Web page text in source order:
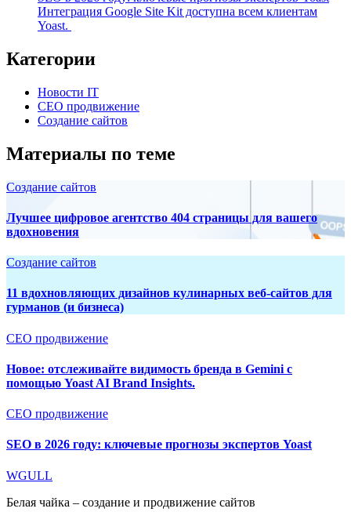
Интеграция Google Site Kit доступна всем клиентам
Yoast.
Категории
Новости IT
СЕО продвижение
Создание сайтов
Материалы по теме
Создание сайтов
Лучшее цифровое агентство 404 страницы для вашего
вдохновения
Создание сайтов
11 вдохновляющих дизайнов кулинарных веб-сайтов для
гурманов (и бизнеса)
СЕО продвижение
Новое: отслеживайте видимость бренда в Gemini с
помощью Yoast AI Brand Insights.
СЕО продвижение
SEO в 2026 году: ключевые прогнозы экспертов Yoast
WGULL
Белая чайка – создание и продвижение сайтов